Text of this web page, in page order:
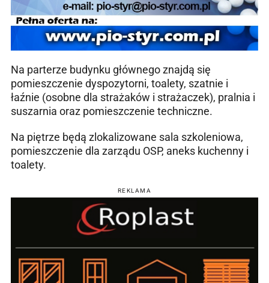
Na parterze budynku głównego znajdą się
pomieszczenie dyspozytorni, toalety, szatnie i
łaźnie (osobne dla strażaków i strażaczek), pralnia i
suszarnia oraz pomieszczenie techniczne.
Na piętrze będą zlokalizowane sala szkoleniowa,
pomieszczenie dla zarządu OSP, aneks kuchenny i
toalety.
REKLAMA